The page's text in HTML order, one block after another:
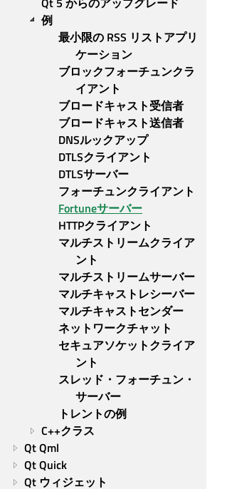
例
最小限の RSS リストアプリ
ケーション
ブロックフォーチュンクラ
イアント
ブロードキャスト受信者
ブロードキャスト送信者
DNSルックアップ
DTLSクライアント
DTLSサーバー
フォーチュンクライアント
Fortuneサーバー
HTTPクライアント
マルチストリームクライア
ント
マルチストリームサーバー
マルチキャストレシーバー
マルチキャストセンダー
ネットワークチャット
セキュアソケットクライア
ント
スレッド・フォーチュン・
サーバー
トレントの例
C++クラス
Qt Qml
Qt Quick
Qt ウィジェット